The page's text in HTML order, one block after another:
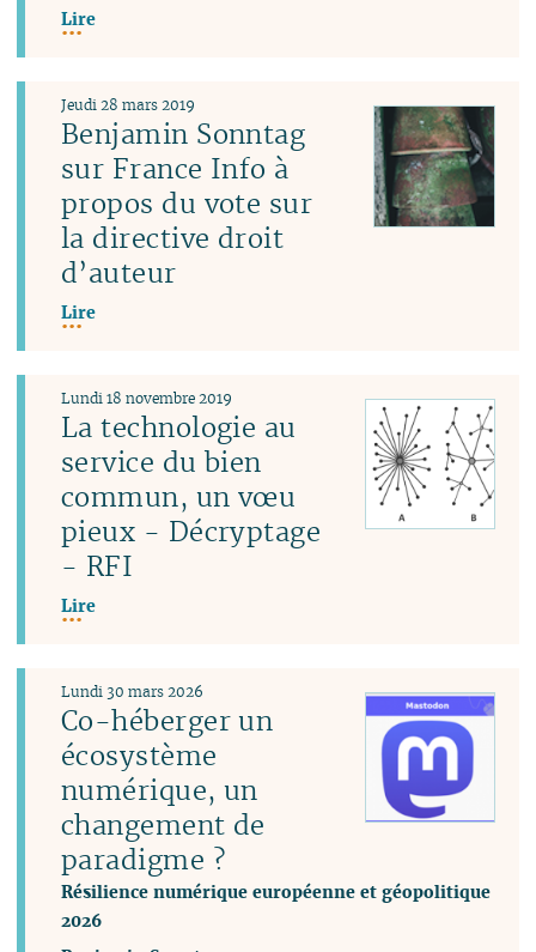
Lire
Benjamin Sonntag
sur France Info à
propos du vote sur
la directive droit
d’auteur
Jeudi 28 mars 2019
Lire
La technologie au
service du bien
commun, un vœu
pieux - Décryptage
- RFI
Lundi 18 novembre 2019
Lire
Co-héberger un
écosystème
numérique, un
changement de
paradigme ?
Résilience numérique européenne et géopolitique
2026
Lundi 30 mars 2026